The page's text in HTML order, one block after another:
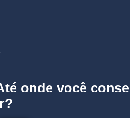
onde você